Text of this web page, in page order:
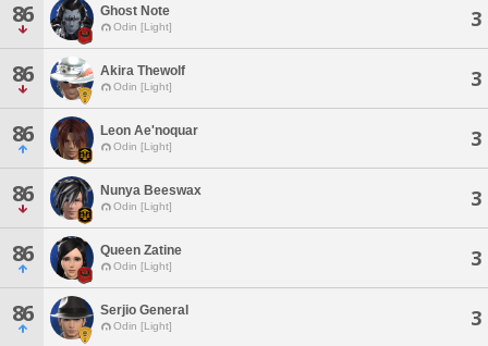
86 Ghost Note
Odin [Light] 3
86 Akira Thewolf
Odin [Light] 3
86 Leon Ae'noquar
Odin [Light] 3
86 Nunya Beeswax
Odin [Light] 3
86 Queen Zatine
Odin [Light] 3
86 Serjio General
Odin [Light] 3